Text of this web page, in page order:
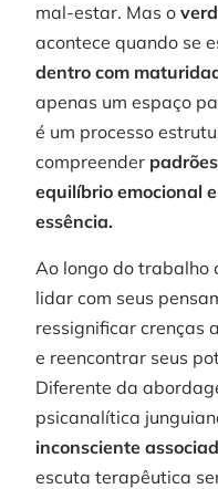
mal-estar. Mas o
acontece quando se
dentro com
apenas um espaço
é um processo
compreender
equilíbrio emocional
essência.
Ao longo do trabalho
lidar com seus
ressignificar crenças
e reencontrar seus
Diferente da
psicanalítica
inconsciente
escuta terapêutica